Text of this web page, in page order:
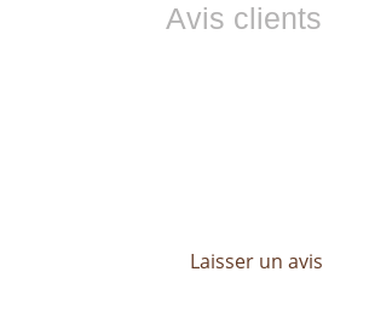
Avis clients
Laisser un avis